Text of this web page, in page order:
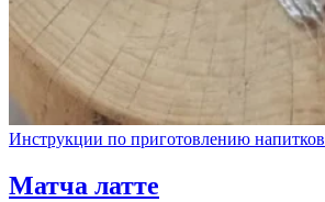
Инструкции по приготовлению напитков
Матча латтe